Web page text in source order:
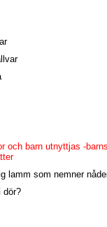
och barn utnyttjas -
lamm som nemner
dör?